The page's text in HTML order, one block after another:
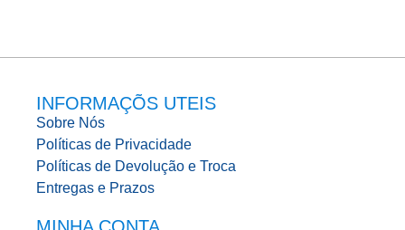
INFORMAÇÕS UTEIS
Sobre Nós
Políticas de Privacidade
Políticas de Devolução e Troca
Entregas e Prazos